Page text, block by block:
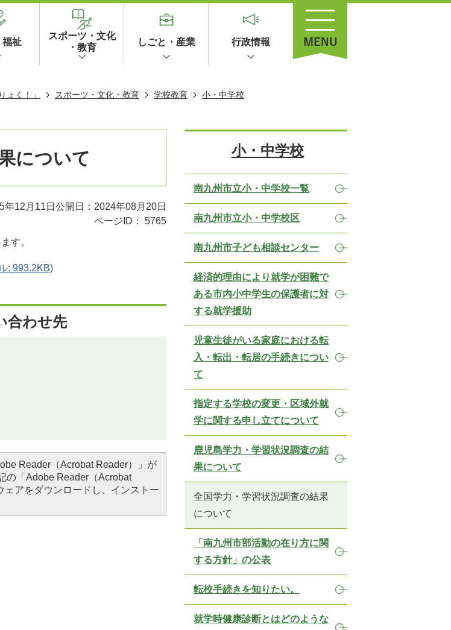
福祉
スポーツ・文化
・教育
しごと・産業 行政情報
ょく！」 スポーツ・文化・教育 学校教育
小・中学校
について
年12月11日 公開日：2024年08月20日
ページID：
5765
す。
: 993.2KB)
合わせ先
Reader（Acrobat Reader）」が
の「Adobe Reader（Acrobat
アをダウンロードし、インストー
小・中学校
南九州市立小・中学校一覧
南九州市立小・中学校区
南九州市子ども相談センター
経済的理由により就学が困難で
ある市内小中学生の保護者に対
する就学援助
児童生徒がいる家庭における転
入・転出・転居の手続きについ
て
指定する学校の変更・区域外就
学に関する申し立てについて
鹿児島学力・学習状況調査の結
果について
全国学力・学習状況調査の結果
について
「南九州市部活動の在り方に関
する方針」の公表
転校手続きを知りたい。
就学時健康診断とはどのような